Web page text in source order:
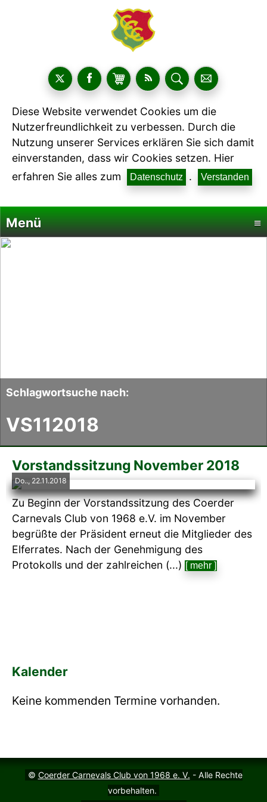
Diese Website verwendet Cookies um die
Nutzerfreundlichkeit zu verbessen. Durch die
Nutzung unserer Services erklären Sie sich damit
einverstanden, dass wir Cookies setzen. Hier
erfahren Sie alles zum
Datenschutz . Verstanden
Menü ≡
Videos
Mitmachen
Sponsoren
Pressearchiv
Impressum
Schlagwortsuche nach:
VS112018
Vorstandssitzung November 2018
Do.., 22.11.2018
Zu Beginn der Vorstandssitzung des Coerder
Carnevals Club von 1968 e.V. im November
begrüßte der Präsident erneut die Mitglieder des
Elferrates. Nach der Genehmigung des
Protokolls und der zahlreichen (...) [ mehr ]
Kalender
Keine kommenden Termine vorhanden.
© Coerder Carnevals Club von 1968 e. V. - Alle Rechte
vorbehalten.